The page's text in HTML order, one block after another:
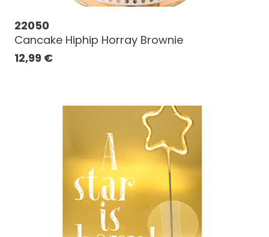
22050
Cancake Hiphip Horray Brownie
12,99 €